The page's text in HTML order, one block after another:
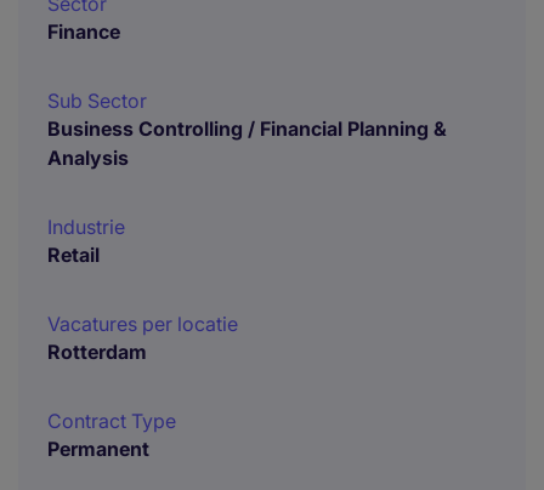
Finance
Sub Sector
Business Controlling / Financial Planning &
Analysis
Industrie
Retail
Vacatures per locatie
Rotterdam
Contract Type
Permanent